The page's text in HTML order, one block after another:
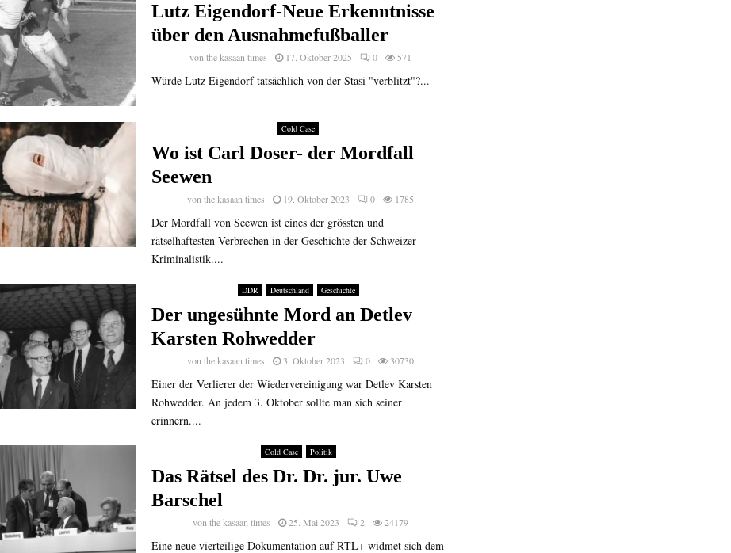
Lutz Eigendorf-Neue Erkenntnisse
über den Ausnahmefußballer
vonthe kasaan times 17. Oktober 2025 0 571
Würde Lutz Eigendorf tatsächlich von der Stasi "verblitzt"?...
Cold Case
Wo ist Carl Doser- der Mordfall
Seewen
von the kasaan times 19. Oktober 2023 0 1785
Der Mordfall von Seewen ist eines der grössten und
rätselhaftesten Verbrechen in der Geschichte der Schweizer
Kriminalistik....
DDR Deutschland Geschichte
Der ungesühnte Mord an Detlev
Karsten Rohwedder
von the kasaan times 3. Oktober 2023 0 30730
Einer der Verlierer der Wiedervereinigung war Detlev Karsten
Rohwedder. An jedem 3. Oktober sollte man sich seiner
erinnern....
Cold Case Politik
Das Rätsel des Dr. Dr. jur. Uwe
Barschel
von the kasaan times 25. Mai 2023 2 24179
Eine neue vierteilige Dokumentation auf RTL+ widmet sich dem